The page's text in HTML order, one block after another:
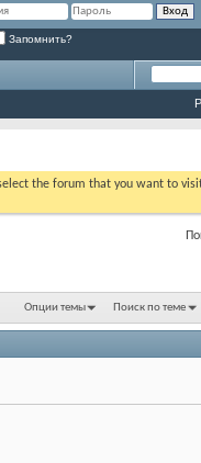
Запомнить?
the forum that you want to
Опции темы Поиск по теме